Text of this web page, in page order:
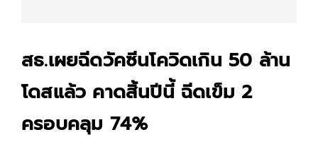
สธ.เผยฉีดวัคซีนโควิดเกิน 50 ล้าน
โดสแล้ว คาดสิ้นปีนี้ ฉีดเข็ม 2
ครอบคลุม 74%